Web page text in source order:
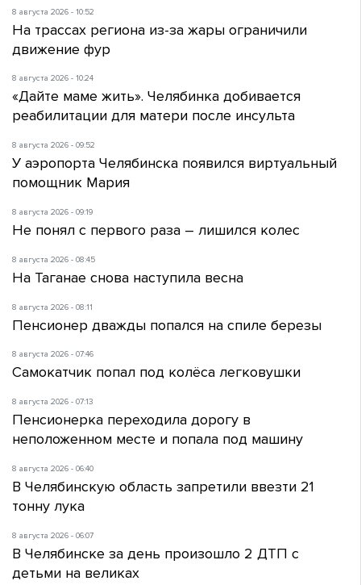
8 августа 2026 - 10:52
На трассах региона из-за жары ограничили
движение фур
8 августа 2026 - 10:24
«Дайте маме жить». Челябинка добивается
реабилитации для матери после инсульта
8 августа 2026 - 09:52
У аэропорта Челябинска появился виртуальный
помощник Мария
8 августа 2026 - 09:19
Не понял с первого раза – лишился колес
8 августа 2026 - 08:45
На Таганае снова наступила весна
8 августа 2026 - 08:11
Пенсионер дважды попался на спиле березы
8 августа 2026 - 07:46
Самокатчик попал под колёса легковушки
8 августа 2026 - 07:13
Пенсионерка переходила дорогу в
неположенном месте и попала под машину
8 августа 2026 - 06:40
В Челябинскую область запретили ввезти 21
тонну лука
8 августа 2026 - 06:07
В Челябинске за день произошло 2 ДТП с
детьми на великах